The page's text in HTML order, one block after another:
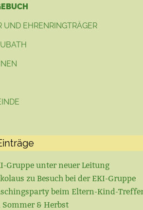
UND EHRENRINGTRÄGER
Gruppe unter neuer Leitung
zu Besuch bei der EKI-Gruppe
beim Eltern-Kind-
& Herbst